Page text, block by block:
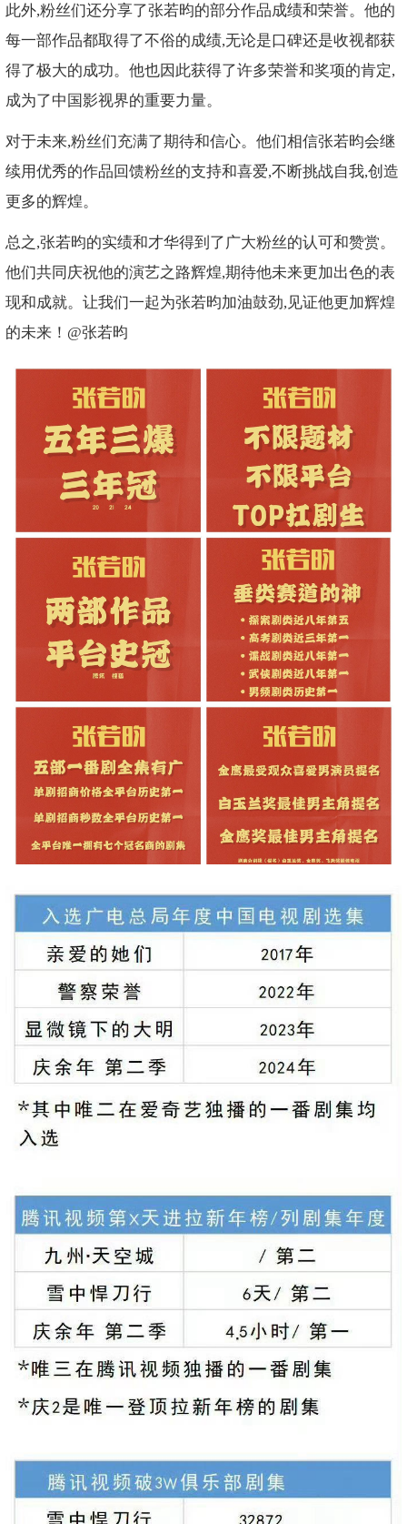
此外,粉丝们还分享了张若昀的部分作品成绩和荣誉。他的
每一部作品都取得了不俗的成绩,无论是口碑还是收视都获
得了极大的成功。他也因此获得了许多荣誉和奖项的肯定,
成为了中国影视界的重要力量。
对于未来,粉丝们充满了期待和信心。他们相信张若昀会继
续用优秀的作品回馈粉丝的支持和喜爱,不断挑战自我,创造
更多的辉煌。
总之,张若昀的实绩和才华得到了广大粉丝的认可和赞赏。
他们共同庆祝他的演艺之路辉煌,期待他未来更加出色的表
现和成就。让我们一起为张若昀加油鼓劲,见证他更加辉煌
的未来！@张若昀